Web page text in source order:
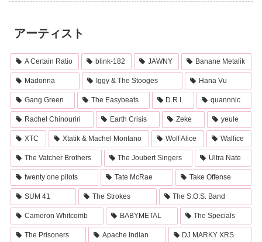
アーティスト
A Certain Ratio blink-182 JAWNY Banane Metalik
Madonna Iggy & The Stooges Hana Vu
Gang Green The Easybeats D.R.I. quannnic
Rachel Chinouriri Earth Crisis Zeke yeule
XTC Xtatik & Machel Montano Wolf Alice Wallice
The Vatcher Brothers The Joubert Singers Ultra Nate
twenty one pilots Tate McRae Take Offense
SUM 41 The Strokes The S.O.S. Band
Cameron Whitcomb BABYMETAL The Specials
The Prisoners Apache Indian DJ MARKY XRS